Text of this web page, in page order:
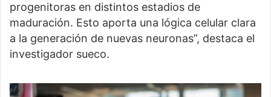
progenitoras en distintos estadios de
maduración. Esto aporta una lógica celular clara
a la generación de nuevas neuronas”, destaca el
investigador sueco.